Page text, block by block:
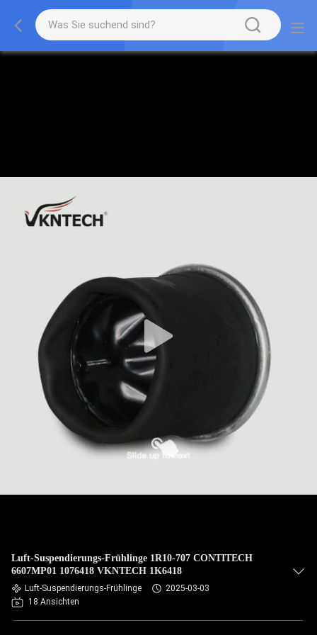
Luft-Suspendierungs-Frühlinge 1R10-707 CONTITECH
6607MP01 1076418 VKNTECH 1K6418
Luft-Suspendierungs-Frühlinge
2025-03-03
18 Ansichten